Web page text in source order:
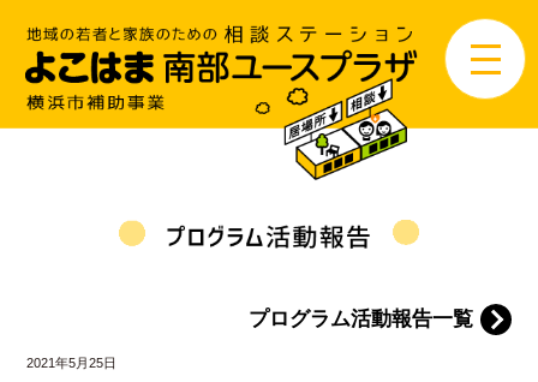
プログラム活動報告一覧
2021年5月25日